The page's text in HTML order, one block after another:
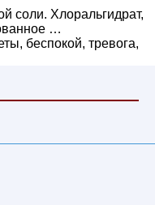
соли. Хлоральгидрат,
…
беспокой, тревога,